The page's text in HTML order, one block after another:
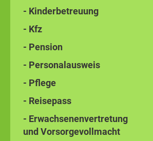
- Kinderbetreuung
- Kfz
- Pension
- Personalausweis
- Pflege
- Reisepass
- Erwachsenenvertretung
und Vorsorgevollmacht